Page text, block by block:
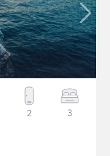
2 3